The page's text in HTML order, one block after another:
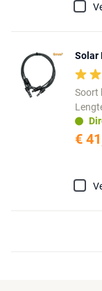
Solar
Soort
€